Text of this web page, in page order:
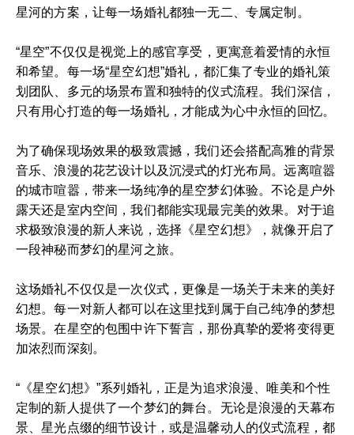
星河的方案，让每一场婚礼都独一无二、专属定制。
“星空”不仅仅是视觉上的感官享受，更寓意着爱情的永恒
和希望。每一场“星空幻想”婚礼，都汇集了专业的婚礼策
划团队、多元的场景布置和独特的仪式流程。我们深信，
只有用心打造的每一场婚礼，才能成为心中永恒的回忆。
为了确保现场效果的极致震撼，我们还会搭配高雅的背景
音乐、浪漫的花艺设计以及沉浸式的灯光布局。远离喧嚣
的城市喧嚣，带来一场纯净的星空梦幻体验。不论是户外
露天还是室内空间，我们都能实现最完美的效果。对于追
求极致浪漫的新人来说，选择《星空幻想》，就像开启了
一段神秘而梦幻的星河之旅。
这场婚礼不仅仅是一次仪式，更像是一场关于未来的美好
幻想。每一对新人都可以在这里找到属于自己纯净的梦想
场景。在星空的包围中许下誓言，那份真挚的爱将变得更
加浓烈而深刻。
“《星空幻想》”系列婚礼，正是为追求浪漫、唯美和个性
定制的新人提供了一个梦幻的舞台。无论是浪漫的天幕布
景、星光点缀的细节设计，或是温馨动人的仪式流程，都